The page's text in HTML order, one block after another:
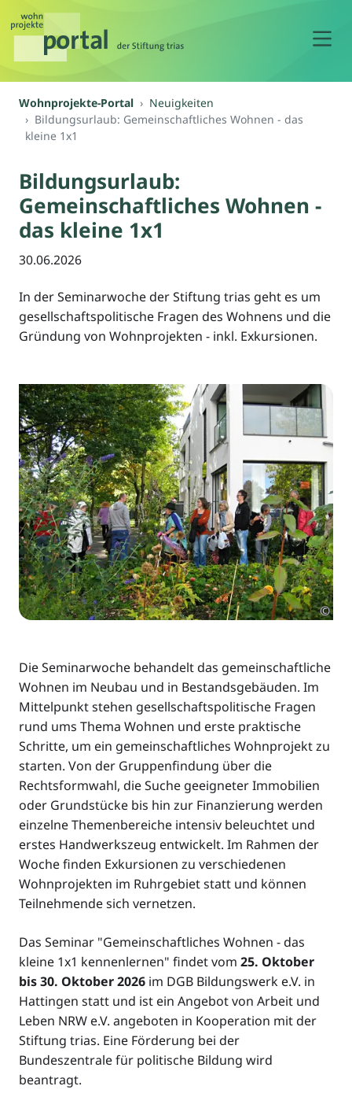
Wohnprojekte-Portal
Neuigkeiten
Bildungsurlaub: Gemeinschaftliches Wohnen - das
kleine 1x1
Bildungsurlaub:
Gemeinschaftliches Wohnen -
das kleine 1x1
30.06.2026
In der Seminarwoche der Stiftung trias geht es um
gesellschaftspolitische Fragen des Wohnens und die
Gründung von Wohnprojekten - inkl. Exkursionen.
©
Die Seminarwoche behandelt das gemeinschaftliche
Wohnen im Neubau und in Bestandsgebäuden. Im
Mittelpunkt stehen gesellschaftspolitische Fragen
rund ums Thema Wohnen und erste praktische
Schritte, um ein gemeinschaftliches Wohnprojekt zu
starten. Von der Gruppenfindung über die
Rechtsformwahl, die Suche geeigneter Immobilien
oder Grundstücke bis hin zur Finanzierung werden
einzelne Themenbereiche intensiv beleuchtet und
erstes Handwerkszeug entwickelt. Im Rahmen der
Woche finden Exkursionen zu verschiedenen
Wohnprojekten im Ruhrgebiet statt und können
Teilnehmende sich vernetzen.
Das Seminar "Gemeinschaftliches Wohnen - das
kleine 1x1 kennenlernen" findet vom 25. Oktober
bis 30. Oktober 2026 im DGB Bildungswerk e.V. in
Hattingen statt und ist ein Angebot von Arbeit und
Leben NRW e.V. angeboten in Kooperation mit der
Stiftung trias. Eine Förderung bei der
Bundeszentrale für politische Bildung wird
beantragt.